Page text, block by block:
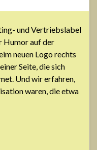
und Vertriebslabel
Humor auf der
neuen Logo rechts
Seite, die sich
Und wir erfahren,
waren, die etwa